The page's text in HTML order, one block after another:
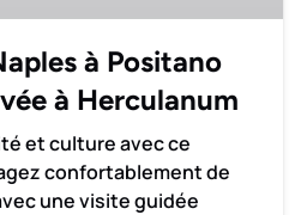
à Positano
à Herculanum
et culture avec ce
confortablement de
une visite guidée